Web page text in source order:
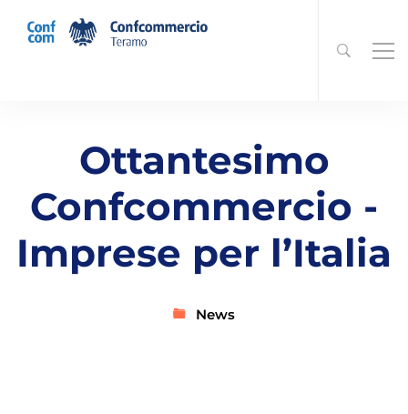
Ottantesimo
Confcommercio -
Imprese per l’Italia
News